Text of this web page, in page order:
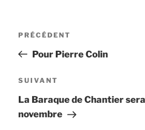
Navigation
l’article
Article
précédent
PRÉCÉDENT
Pour Pierre Colin
Article
suivant
SUIVANT
La Baraque de Chantier
novembre